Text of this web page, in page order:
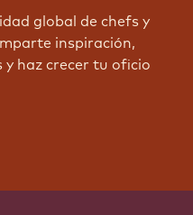
global de chefs y
inspiración,
y haz crecer tu oficio